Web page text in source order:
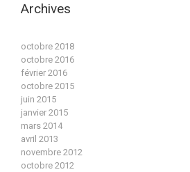
Archives
octobre 2018
octobre 2016
février 2016
octobre 2015
juin 2015
janvier 2015
mars 2014
avril 2013
novembre 2012
octobre 2012